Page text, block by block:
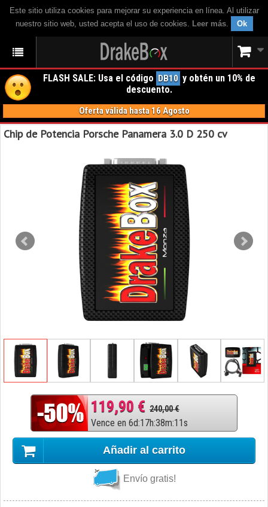
Este sitio utiliza cookies para mejorar su experiencia en línea. Al utilizar
nuestro sitio web, usted acepta el uso de cookies. Leer más. Ok
FLASH SALE: Usa el código DB10 y obtén un 10% de
descuento.
Oferta válida hasta 16 Agosto
Chip de Potencia Porsche Panamera 3.0 D 250 cv
119,90 € 240,00 €
Vence en 6d:17h:38m:10s
Añadir al carrito
Envío gratis!